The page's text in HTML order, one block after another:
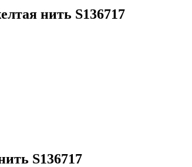
нить S136717
S136717